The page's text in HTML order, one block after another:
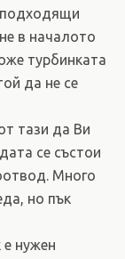
подходящи
в началото
турбинката
да не се
тази да Ви
се състои
Много
но пък
е нужен